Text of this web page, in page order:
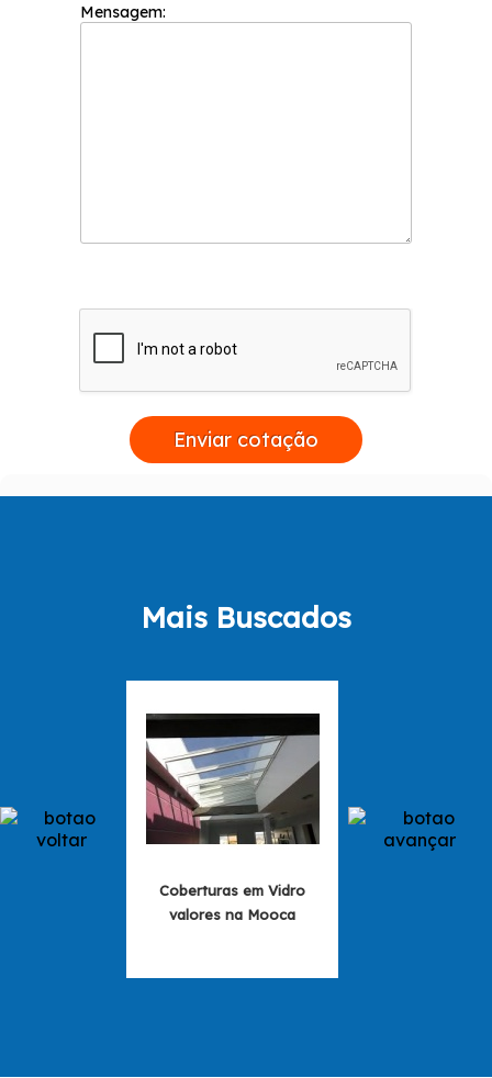
Mensagem:
Enviar cotação
Mais Buscados
Coberturas em Vidro
valores na Mooca